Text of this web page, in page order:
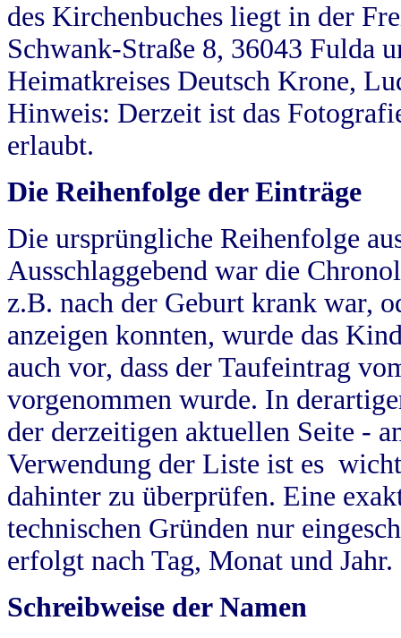
des Kirchenbuches liegt in der
Schwank-Straße 8, 36043 Fulda
Heimatkreises Deutsch Krone,
Hinweis: Derzeit ist das
erlaubt.
Die Reihenfolge der Einträge
Die ursprüngliche Reihenfolge
Ausschlaggebend war die
z.B. nach der Geburt krank war,
anzeigen konnten, wurde das
auch vor, dass der Taufeintrag
vorgenommen wurde. In
der derzeitigen aktuellen Seite -
Verwendung der Liste ist es
dahinter zu überprüfen. Eine
technischen Gründen nur
erfolgt nach Tag, Monat und Jahr.
Schreibweise der Namen